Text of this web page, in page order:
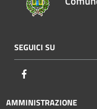
SEGUICI SU
AMMINISTRAZIONE